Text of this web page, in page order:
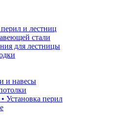
и лестниц
стали
для лестницы
и навесы
Установка перил